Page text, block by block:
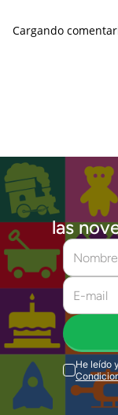
Cargando
las
He leído